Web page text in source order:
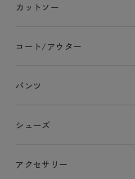
カットソー
コート/アウター
パンツ
シューズ
アクセサリー